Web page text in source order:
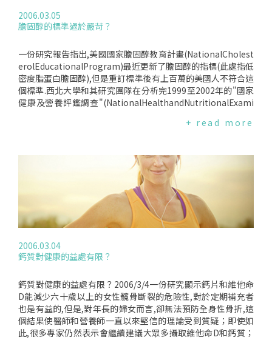
研究結果的重要因素.因為以上的種種變因,研究就有可能會產生
互相衝突的結果,甚至有時候為了讓結果能趕快發表,研究者可能
的答案,卻能夠產生許多有價值的資料；民眾在閱讀這些訊息時,
也不應以過於專斷的態度解讀這些資訊.
2006.03.05
膽固醇的標準過於嚴苛？
一份研究報告指出,美國國家膽固醇教育計畫(NationalCholest
erolEducationalProgram)最近更新了膽固醇的指標(此處指低
密度脂蛋白膽固醇),但是重訂標準後有上百萬的美國人不符合這
個標準.西北大學和其研究團隊在分析完1999至2002年的"國家
健康及營養評鑑調查"(NationalHealthandNutritionalExami
維持的標準值並不一致,而且其間的差距越來越大,以心血管疾病
1年有30％的人的膽固醇是高於標準的,而於2004年重新訂定標
準後,則有36％的人不合標準；而心血管疾病的中危險群及高危
險群的差異更大,以2001年的標準來說,分別有56％及72％的人
超過標準,但是在2004年重訂標準後,不合標準的人分別增至8
7％和96％.通常超過標準的病人,醫師都會建議使用藥物降低膽
固醇以預防心血管疾病,但是在新的標準重訂後,許多人即使服用
要它的人無力取得；這個缺口是一個真正需要思考的問題,究竟
這樣的標準值是訂的合乎標準,還是過於嚴苛？
+ read more
2006.03.04
鈣質對健康的益處有限？
鈣質對健康的益處有限？2006/3/4一份研究顯示鈣片和維他命
D能減少六十歲以上的女性髖骨斷裂的危險性,對於定期補充者
也是有益的,但是,對年長的婦女而言,卻無法預防全身性骨折,這
個結果使醫師和營養師一直以來堅信的理論受到質疑；即使如
此,很多專家仍然表示會繼續建議大眾多攝取維他命D和鈣質；